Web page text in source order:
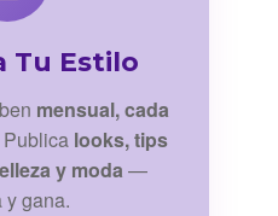
Tu Estilo
mensual, cada
Publica looks, tips
y moda—
y gana.